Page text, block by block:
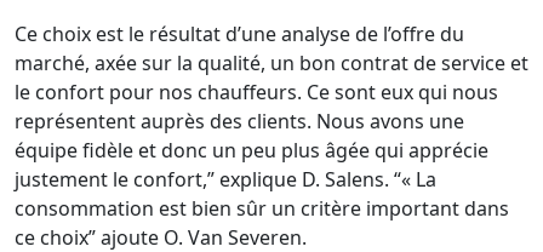
Ce choix est le résultat d’une analyse de l’offre du
marché, axée sur la qualité, un bon contrat de service et
le confort pour nos chauffeurs. Ce sont eux qui nous
représentent auprès des clients. Nous avons une
équipe fidèle et donc un peu plus âgée qui apprécie
justement le confort,” explique D. Salens. “« La
consommation est bien sûr un critère important dans
ce choix” ajoute O. Van Severen.